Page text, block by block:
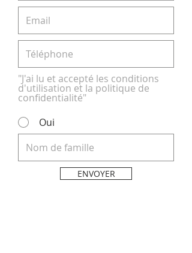
"J'ai lu et accepté les conditions
d'utilisation et la politique de
confidentialité"
Oui
ENVOYER